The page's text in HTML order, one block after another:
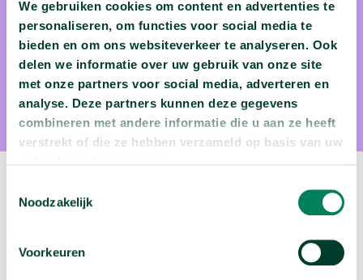
We gebruiken cookies om content en advertenties te
personaliseren, om functies voor social media te
bieden en om ons websiteverkeer te analyseren. Ook
delen we informatie over uw gebruik van onze site
met onze partners voor social media, adverteren en
analyse. Deze partners kunnen deze gegevens
combineren met andere informatie die u aan ze heeft
verstrekt of die ze hebben verzameld op basis van uw
Noodzakelijk
Voorkeuren
Hij is verantwoordelijk voor de masteropleiding sociaal-
economische wetenschappen. Daarnaast is hij verbonden
aan het Centrum voor Sociaal Beleid Herman Deleeck waar
hij onderzoek leidt in de domeinen van ongelijkheid, sociaal
beleid, arbeidsmarkt en migratie. Ive Marx is ook een
veelgevraagd spreker en columnist.
Volgende podcast:
Beluister deze podcast arrow_forward